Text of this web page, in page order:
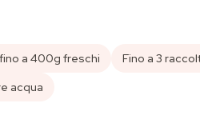
a 400g freschi Fino a 3
acqua